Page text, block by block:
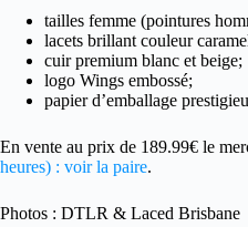
tailles femme (pointures
lacets brillant couleur
cuir premium blanc et beige;
logo Wings embossé;
papier d’emballage
En vente au prix de 189.99€ le
heures) : voir la paire.
Photos : DTLR & Laced Brisbane